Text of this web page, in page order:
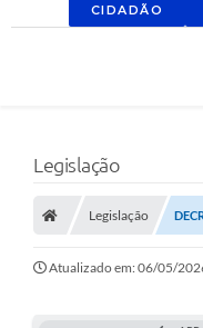
CIDADÃO
Legislação
Legislação
Atualizado em: 06/05/